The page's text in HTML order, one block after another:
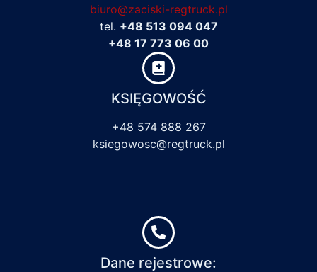
biuro@zaciski-regtruck.pl
tel. +48 513 094 047
+48 17 773 06 00
KSIĘGOWOŚĆ
+48 574 888 267
ksiegowosc@regtruck.pl
Dane rejestrowe: